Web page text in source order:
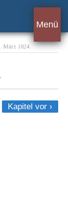
Menü
März 1824.
Kapitel vor ›